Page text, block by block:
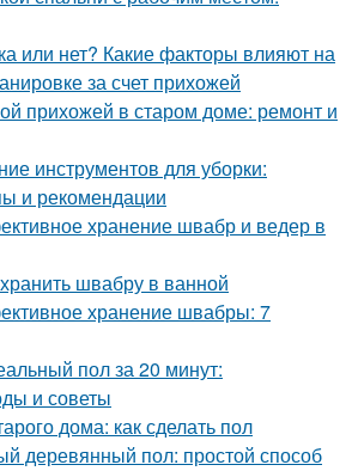
или нет? Какие факторы влияют на
за счет прихожей
прихожей в старом доме: ремонт и
инструментов для уборки:
и рекомендации
хранение швабр и ведер в
швабру в ванной
хранение швабры: 7
пол за 20 минут:
и советы
дома: как сделать пол
деревянный пол: простой способ